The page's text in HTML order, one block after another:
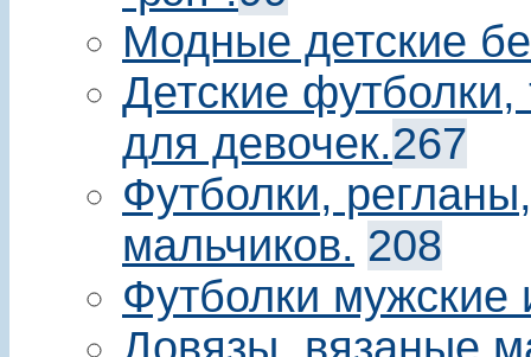
Модные детские
Детские
для девочек.267
Футболки,
мальчиков. 208
Футболки мужские